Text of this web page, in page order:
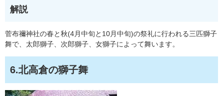
解説
菅布禰神社の春と秋(4月中旬と10月中旬)の祭礼に行われる三匹獅子
舞で、太郎獅子、次郎獅子、女獅子によって舞います。
6.北高倉の獅子舞